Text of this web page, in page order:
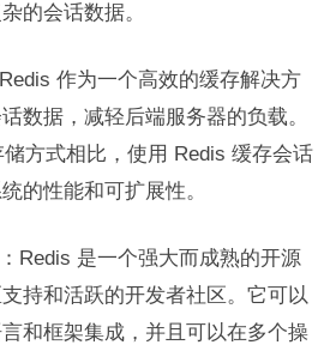
的会话数据。
作为一个高效的缓存解决方
数据，减轻后端服务器的负载。
方式相比，使用 Redis 缓存会话
的性能和可扩展性。
Redis 是一个强大而成熟的开源
支持和活跃的开发者社区。它可以
和框架集成，并且可以在多个操